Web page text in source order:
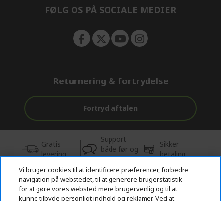
FØLG OS PÅ SOCIALE MEDIER
Returnering & fortrydelse
Fortryd aftalen
Gratis
levering
Support
både før og
efter købet
Sikker
betaling
© 2026 Acer Inc.
CPYou BV er autoriseret forhandler og sælger af de produkter og
Vi bruger cookies til at identificere præferencer, forbedre
navigation på webstedet, til at generere brugerstatistik
for at gøre vores websted mere brugervenlig og til at
kunne tilbyde personligt indhold og reklamer. Ved at